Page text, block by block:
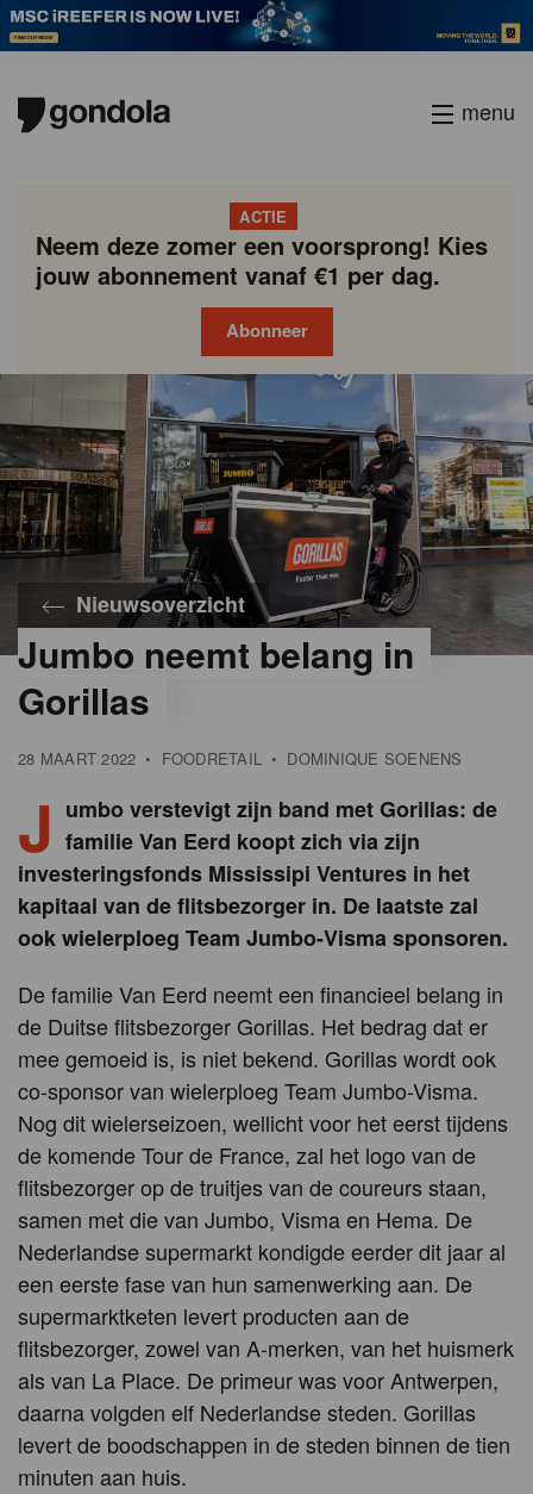
menu
ACTIE
Neem deze zomer een voorsprong! Kies
jouw abonnement vanaf €1 per dag.
Abonneer
Nieuwsoverzicht
Jumbo neemt belang in
Gorillas
28 MAART 2022 • FOODRETAIL • DOMINIQUE SOENENS
J umbo verstevigt zijn band met Gorillas: de
familie Van Eerd koopt zich via zijn
investeringsfonds Mississipi Ventures in het
kapitaal van de flitsbezorger in. De laatste zal
ook wielerploeg Team Jumbo-Visma sponsoren.
De familie Van Eerd neemt een financieel belang in
de Duitse flitsbezorger Gorillas. Het bedrag dat er
mee gemoeid is, is niet bekend. Gorillas wordt ook
co-sponsor van wielerploeg Team Jumbo-Visma.
Nog dit wielerseizoen, wellicht voor het eerst tijdens
de komende Tour de France, zal het logo van de
flitsbezorger op de truitjes van de coureurs staan,
samen met die van Jumbo, Visma en Hema. De
Nederlandse supermarkt kondigde eerder dit jaar al
een eerste fase van hun samenwerking aan. De
supermarktketen levert producten aan de
flitsbezorger, zowel van A-merken, van het huismerk
als van La Place. De primeur was voor Antwerpen,
daarna volgden elf Nederlandse steden. Gorillas
levert de boodschappen in de steden binnen de tien
minuten aan huis.
academy
society